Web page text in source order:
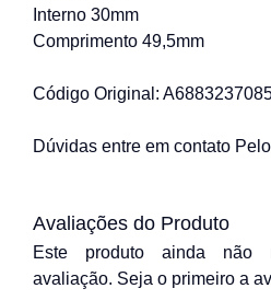
Interno 30mm
Comprimento 49,5mm
Código Original:
Dúvidas entre em contato
Avaliações do Produto
Este produto ainda não
avaliação. Seja o primeiro a